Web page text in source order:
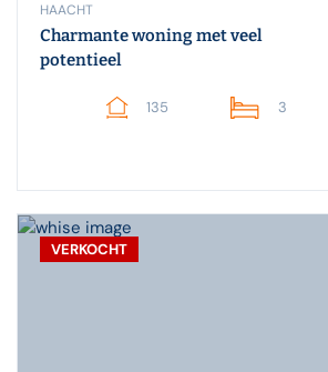
HAACHT
Charmante woning met veel
potentieel
135 3
VERKOCHT